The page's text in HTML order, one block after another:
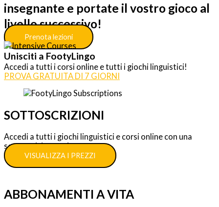
insegnante e portate il vostro gioco al
livello successivo!
Prenota lezioni
Unisciti a FootyLingo
Accedi a tutti i corsi online e tutti i giochi linguistici!
PROVA GRATUITA DI 7 GIORNI
SOTTOSCRIZIONI
Accedi a tutti i giochi linguistici e corsi online con una
sottoscrizione unica.
VISUALIZZA I PREZZI
ABBONAMENTI A VITA